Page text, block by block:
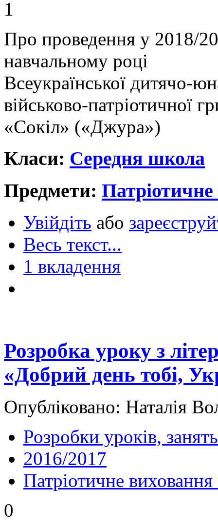
1
Про проведення у 2018/
навчальному році
Всеукраїнської дитячо-
військово-патріотичної
«Сокіл» («Джура»)
Класи: Середня школа
Предмети:
Увійдіть або
Весь текст...
1 вкладення
Розробка уроку з
«Добрий день тобі,
Опубліковано: Наталія
Розробки уроків, занять
2016/2017
Патріотичне виховання
0